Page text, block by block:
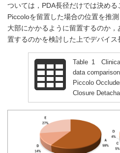
ついては，PDA長径だけでは決め
Piccoloを留置した場合の位置を推
大部にかかるように留置するのか
置するのかを検討した上でデバイス
Table 1
data
Piccolo
Closure